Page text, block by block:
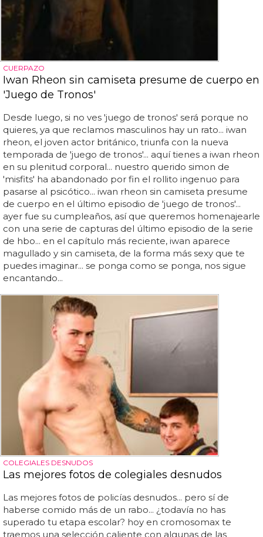
CUERPAZO
Iwan Rheon sin camiseta presume de cuerpo en
'Juego de Tronos'
Desde luego, si no ves 'juego de tronos' será porque no
quieres, ya que reclamos masculinos hay un rato... iwan
rheon, el joven actor británico, triunfa con la nueva
temporada de 'juego de tronos'... aquí tienes a iwan rheon
en su plenitud corporal... nuestro querido simon de
'misfits' ha abandonado por fin el rollito ingenuo para
pasarse al psicótico... iwan rheon sin camiseta presume
de cuerpo en el último episodio de 'juego de tronos'...
ayer fue su cumpleaños, así que queremos homenajearle
con una serie de capturas del último episodio de la serie
de hbo... en el capítulo más reciente, iwan aparece
magullado y sin camiseta, de la forma más sexy que te
puedes imaginar... se ponga como se ponga, nos sigue
encantando...
COLEGIALES DESNUDOS
Las mejores fotos de colegiales desnudos
Las mejores fotos de policías desnudos... pero sí de
haberse comido más de un rabo... ¿todavía no has
superado tu etapa escolar? hoy en cromosomax te
traemos una selección caliente con algunas de las